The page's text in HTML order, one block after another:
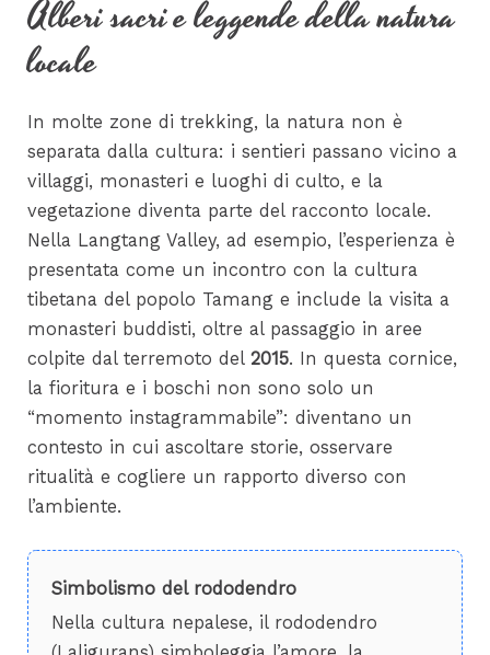
Alberi sacri e leggende della natura
locale
In molte zone di trekking, la natura non è
separata dalla cultura: i sentieri passano vicino a
villaggi, monasteri e luoghi di culto, e la
vegetazione diventa parte del racconto locale.
Nella Langtang Valley, ad esempio, l’esperienza è
presentata come un incontro con la cultura
tibetana del popolo Tamang e include la visita a
monasteri buddisti, oltre al passaggio in aree
colpite dal terremoto del2015. In questa cornice,
la fioritura e i boschi non sono solo un
“momento instagrammabile”: diventano un
contesto in cui ascoltare storie, osservare
ritualità e cogliere un rapporto diverso con
l’ambiente.
Simbolismo del rododendro
Nella cultura nepalese, il rododendro